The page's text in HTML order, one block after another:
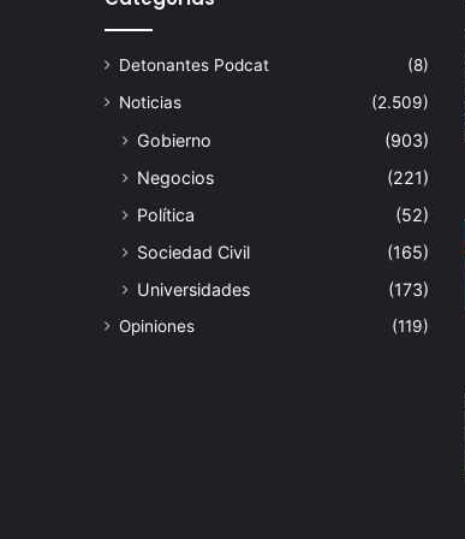
Detonantes Podcat
(8)
Noticias
(2.509)
Gobierno
(903)
Negocios
(221)
Política
(52)
Sociedad Civil
(165)
Universidades
(173)
Opiniones (119)